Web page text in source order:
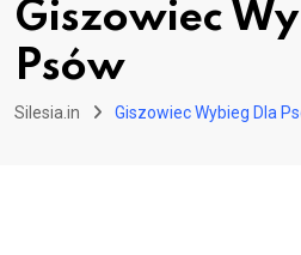
Giszowiec
Psów
Silesia.in Giszowiec Wybieg Dla